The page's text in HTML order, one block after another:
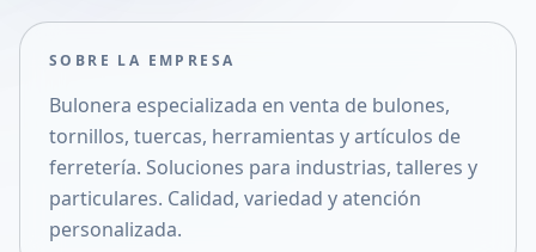
Compartir en X
SOBRE LA EMPRESA
Bulonera especializada en venta de bulones,
tornillos, tuercas, herramientas y artículos de
ferretería. Soluciones para industrias, talleres y
particulares. Calidad, variedad y atención
personalizada.